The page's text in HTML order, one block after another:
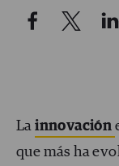
Lainnovación
que más ha